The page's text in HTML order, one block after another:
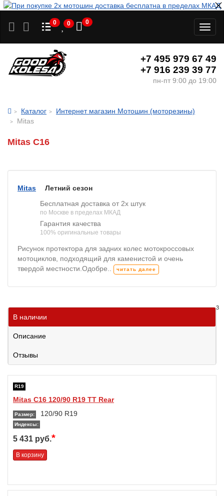
0 0 0
+7 495 979 67 49
+7 916 239 39 77
пн-пт 9:00 до 19:00
Каталог
Интернет магазин Мотошин (моторезины)
Mitas
Mitas C16
Mitas
Летний сезон
Бесплатная доставка от 2х штук
по Москве в пределах МКАД
Гарантия качества
100% оригинальные товары
Рисунок протектора для задних колес мотокроссовых
мотоциклов, подходящий для каменистой и очень
твердой местности.Одобре..
читать далее
В наличии
3
Описание
Отзывы
R19
Mitas C16 120/90 R19 TT Rear
Размер: 120/90 R19
Индексы:
5 431 руб.*
В корзину